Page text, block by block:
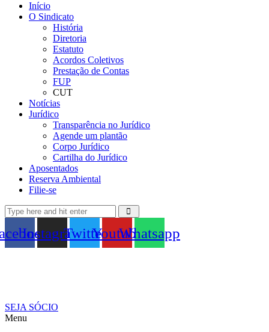
Início
O Sindicato
História
Diretoria
Estatuto
Acordos Coletivos
Prestação de Contas
FUP
CUT
Notícias
Jurídico
Transparência no Jurídico
Agende um plantão
Corpo Jurídico
Cartilha do Jurídico
Aposentados
Reserva Ambiental
Filie-se
InstagramTwitterYoutubeWhatsapp
SEJA SÓCIO
Menu